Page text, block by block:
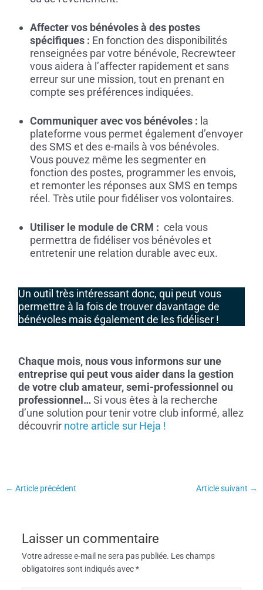
Affecter vos bénévoles à des postes
spécifiques : En fonction des disponibilités
renseignées par votre bénévole, Recrewteer
vous aidera à l’affecter rapidement et sans
erreur sur une mission, tout en prenant en
compte ses préférences indiquées.
Communiquer avec vos bénévoles : la
plateforme vous permet également d’envoyer
des SMS et des e-mails à vos bénévoles.
Vous pouvez même les segmenter en
fonction des postes, programmer les envois,
et remonter les réponses aux SMS en temps
réel. Très utile pour fidéliser vos volontaires.
Utiliser le module de CRM : cela vous
permettra de fidéliser vos bénévoles et
entretenir une relation durable avec eux.
Un outil très intéressant donc, qui peut vous
permettre à la fois de trouver davantage de
bénévoles mais également de les fidéliser !
Chaque mois, nous vous informons sur une
entreprise qui peut vous aider dans la gestion
de votre club amateur, semi-professionnel ou
professionnel…Si vous êtes à la recherche
d’une solution pour tenir votre club informé, allez
découvrir notre article sur Heja !
← Article précédent Article suivant →
Laisser un commentaire
Votre adresse e-mail ne sera pas publiée. Les champs
obligatoires sont indiqués avec*